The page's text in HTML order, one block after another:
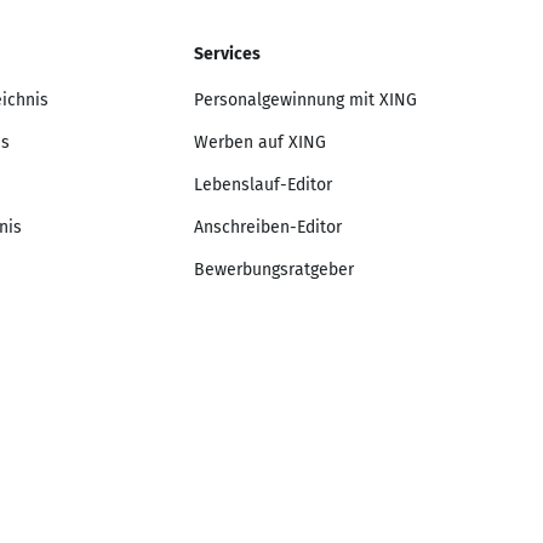
Services
Personalgewinnung mit XING
Werben auf XING
Lebenslauf-Editor
Anschreiben-Editor
Bewerbungsratgeber